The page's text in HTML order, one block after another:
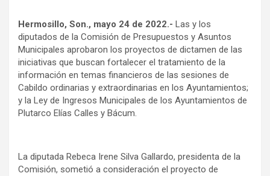
Hermosillo, Son., mayo 24 de 2022.- Las y los
diputados de la Comisión de Presupuestos y Asuntos
Municipales aprobaron los proyectos de dictamen de las
iniciativas que buscan fortalecer el tratamiento de la
información en temas financieros de las sesiones de
Cabildo ordinarias y extraordinarias en los Ayuntamientos;
y la Ley de Ingresos Municipales de los Ayuntamientos de
Plutarco Elías Calles y Bácum.
La diputada Rebeca Irene Silva Gallardo, presidenta de la
Comisión, sometió a consideración el proyecto de